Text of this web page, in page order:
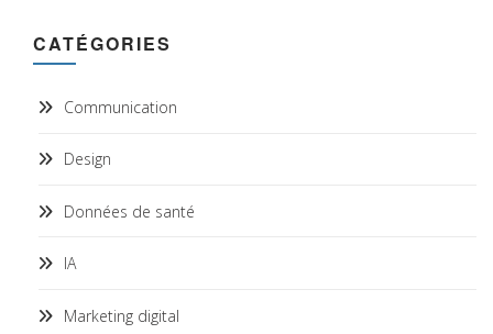
CATÉGORIES
Communication
Design
Données de santé
IA
Marketing digital